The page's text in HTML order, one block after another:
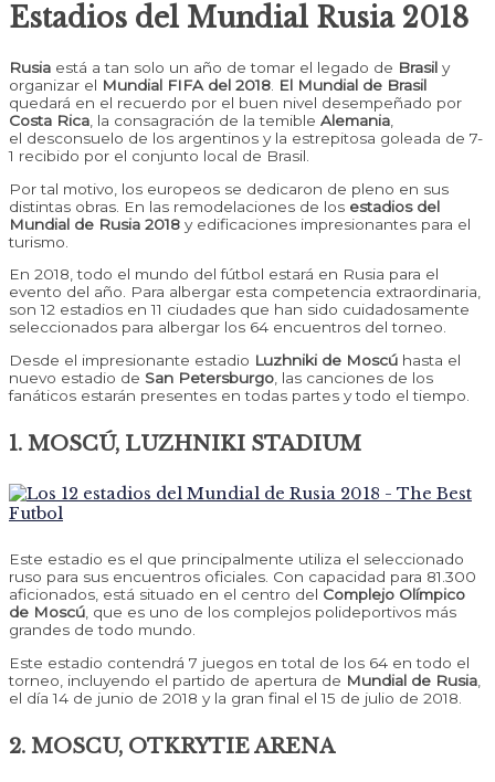
Estadios del Mundial Rusia 2018
Rusia está a tan solo un año de tomar el legado de Brasil y
organizar el Mundial FIFA del 2018 El Mundial de Brasil
quedará en el recuerdo por el buen nivel desempeñado por
Costa Rica , la consagración de la temible Alemania
el desconsuelo de los argentinos y la estrepitosa goleada de 7-
1 recibido por el conjunto local de Brasil.
Por tal motivo, los europeos se dedicaron de pleno en sus
distintas obras. En las remodelaciones de los estadios del
Mundial de Rusia 2018 y edificaciones impresionantes para el
turismo.
En 2018, todo el mundo del fútbol estará en Rusia para el
evento del año. Para albergar esta competencia extraordinaria,
son 12 estadios en 11 ciudades que han sido cuidadosamente
seleccionados para albergar los 64 encuentros del torneo.
Desde el impresionante estadio Luzhniki de Moscú hasta el
nuevo estadio de San Petersburgo , las canciones de los
fanáticos estarán presentes en todas partes y todo el tiempo.
1. MOSCÚ, LUZHNIKI STADIUM
Este estadio es el que principalmente utiliza el seleccionado
ruso para sus encuentros oficiales. Con capacidad para 81.300
aficionados, está situado en el centro del Complejo Olímpico
de Moscú , que es uno de los complejos polideportivos más
grandes de todo mundo.
Este estadio contendrá 7 juegos en total de los 64 en todo el
torneo, incluyendo el partido de apertura de Mundial de Rusia
el día 14 de junio de 2018 y la gran final el 15 de julio de 2018.
2. MOSCU, OTKRYTIE ARENA